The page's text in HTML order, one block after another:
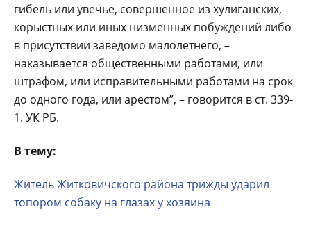
гибель или увечье, совершенное из хулиганских,
корыстных или иных низменных побуждений либо
в присутствии заведомо малолетнего, –
наказывается общественными работами, или
штрафом, или исправительными работами на срок
до одного года, или арестом”, – говорится в ст. 339-
1. УК РБ.
В тему:
Житель Житковичского района трижды ударил
топором собаку на глазах у хозяина